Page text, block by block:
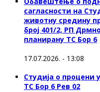
сагласности на
животну средину
број 401/2, РП
планирану ТС Бор 6
17.07.2026. - 13:08
Студија о процени
ТС Бор 6 Рев 02